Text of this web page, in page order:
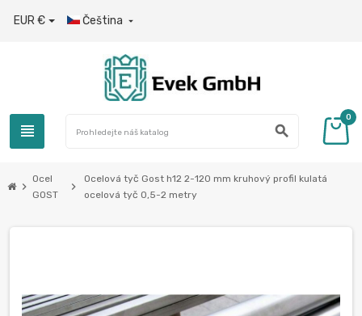
EUR € Čeština 
view_headline search
0
chevron_right
Ocel
GOST
chevron_right
Ocelová tyč Gost h12 2-120 mm kruhový profil kulatá
ocelová tyč 0,5-2 metry